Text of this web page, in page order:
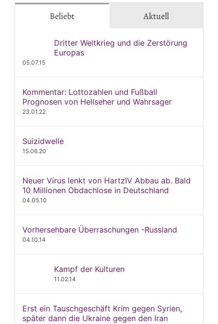
Beliebt Aktuell
Dritter Weltkrieg und die Zerstörung
Europas
05.07.15
Kommentar: Lottozahlen und Fußball
Prognosen von Hellseher und Wahrsager
23.01.22
Suizidwelle
15.06.20
Neuer Virus lenkt von HartzIV Abbau ab. Bald
10 Millionen Obdachlose in Deutschland
04.05.10
Vorhersehbare Überraschungen -Russland
04.10.14
Kampf der Kulturen
11.02.14
Erst ein Tauschgeschäft Krim gegen Syrien,
später dann die Ukraine gegen den Iran